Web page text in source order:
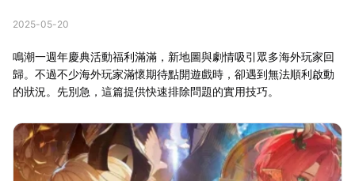
2025-05-20
鳴潮一週年慶典活動福利滿滿，新地圖與劇情吸引眾多海外玩家回
歸。不過不少海外玩家滿懷期待點開遊戲時，卻遇到無法順利啟動
的狀況。先別急，這篇提供快速排除問題的實用技巧。